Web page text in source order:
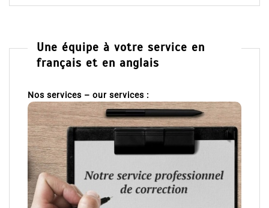
Une équipe à votre service en
français et en anglais
Nos services – our services :